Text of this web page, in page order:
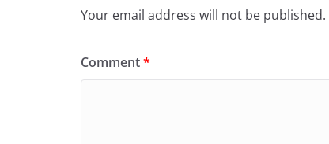
Your email address will not be published.
Comment*